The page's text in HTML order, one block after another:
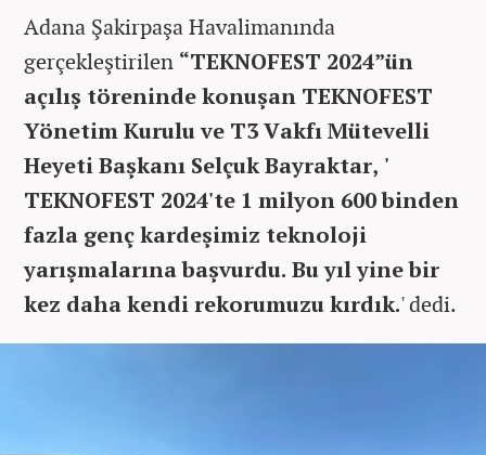
Adana Şakirpaşa Havalimanında
gerçekleştirilen “TEKNOFEST 2024”ün
açılış töreninde konuşan TEKNOFEST
Yönetim Kurulu ve T3 Vakfı Mütevelli
Heyeti Başkanı Selçuk Bayraktar, '
TEKNOFEST 2024'te 1 milyon 600 binden
fazla genç kardeşimiz teknoloji
yarışmalarına başvurdu. Bu yıl yine bir
kez daha kendi rekorumuzu kırdık.' dedi.